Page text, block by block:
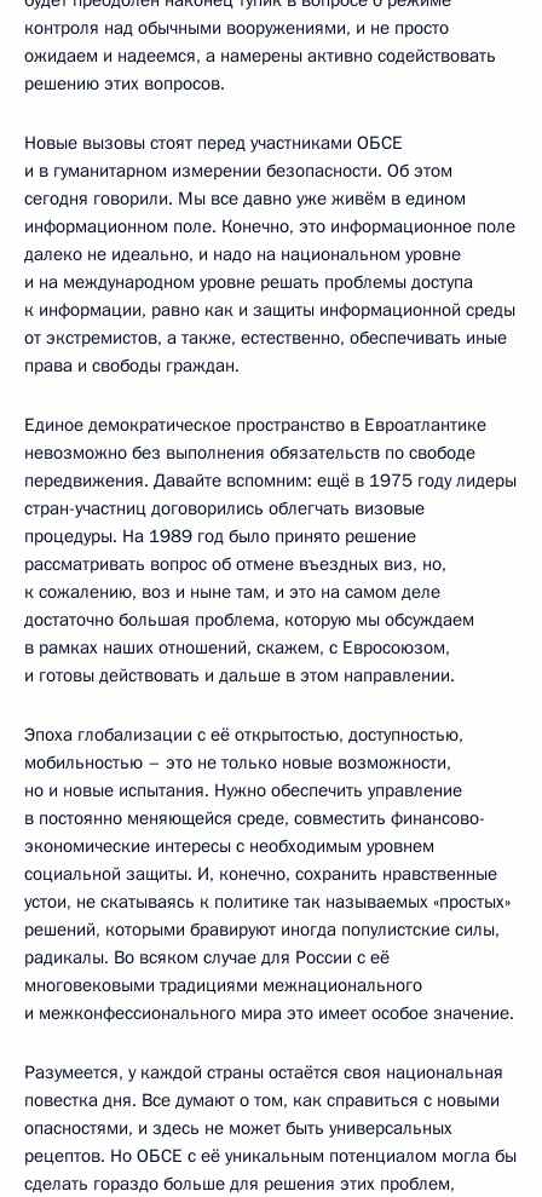
контроля над обычными вооружениями, и не просто
ожидаем и надеемся, а намерены активно содействовать
решению этих вопросов.
Новые вызовы стоят перед участниками ОБСЕ
и в гуманитарном измерении безопасности. Об этом
сегодня говорили. Мы все давно уже живём в едином
информационном поле. Конечно, это информационное поле
далеко не идеально, и надо на национальном уровне
и на международном уровне решать проблемы доступа
к информации, равно как и защиты информационной среды
от экстремистов, а также, естественно, обеспечивать иные
права и свободы граждан.
Единое демократическое пространство в Евроатлантике
невозможно без выполнения обязательств по свободе
передвижения. Давайте вспомним: ещё в 1975 году лидеры
стран-участниц договорились облегчать визовые
процедуры. На 1989 год было принято решение
рассматривать вопрос об отмене въездных виз, но,
к сожалению, воз и ныне там, и это на самом деле
достаточно большая проблема, которую мы обсуждаем
в рамках наших отношений, скажем, с Евросоюзом,
и готовы действовать и дальше в этом направлении.
Эпоха глобализации с её открытостью, доступностью,
мобильностью – это не только новые возможности,
но и новые испытания. Нужно обеспечить управление
в постоянно меняющейся среде, совместить финансово-
экономические интересы с необходимым уровнем
социальной защиты. И, конечно, сохранить нравственные
устои, не скатываясь к политике так называемых «простых»
решений, которыми бравируют иногда популистские силы,
радикалы. Во всяком случае для России с её
многовековыми традициями межнационального
и межконфессионального мира это имеет особое значение.
Разумеется, у каждой страны остаётся своя национальная
повестка дня. Все думают о том, как справиться с новыми
опасностями, и здесь не может быть универсальных
рецептов. Но ОБСЕ с её уникальным потенциалом могла бы
сделать гораздо больше для решения этих проблем,